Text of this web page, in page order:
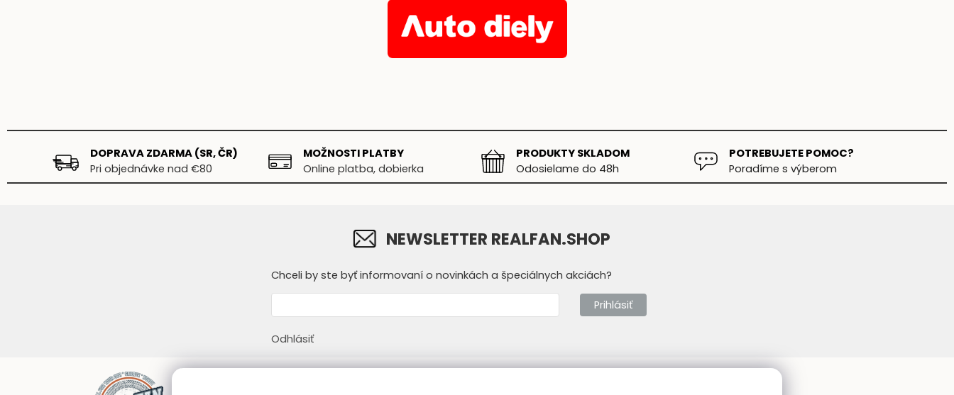
DOPRAVA ZDARMA (SR, ČR)
Pri objednávke nad €80
MOŽNOSTI PLATBY
Online platba, dobierka
PRODUKTY SKLADOM
Odosielame do 48h
POTREBUJETE POMOC?
Poradíme s výberom
NEWSLETTER REALFAN.SHOP
Chceli by ste byť informovaní o novinkách a špeciálnych akciách?
Prihlásiť
Odhlásiť